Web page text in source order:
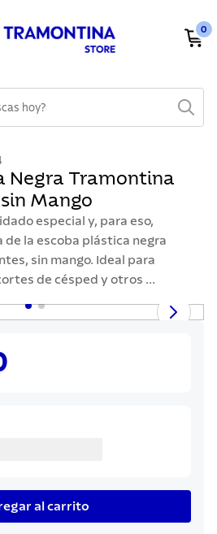
0
Negra Tramontina
Mango
especial y, para eso,
de la escoba plástica negra
sin mango. Ideal para
de césped y otros ...
al carrito